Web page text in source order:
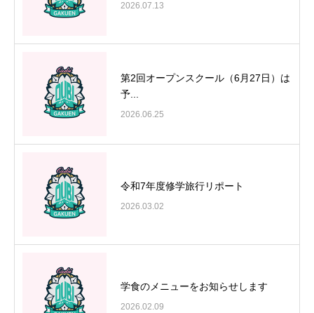
2026.07.13
第2回オープンスクール（6月27日）は
予...
2026.06.25
令和7年度修学旅行リポート
2026.03.02
学食のメニューをお知らせします
2026.02.09